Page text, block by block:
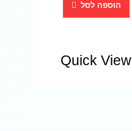
הוספה לסל
Quick View